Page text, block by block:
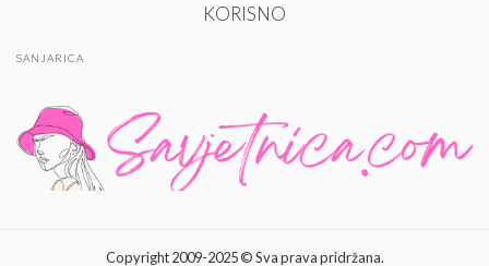
KORISNO
SANJARICA
Copyright 2009-2025 © Sva prava pridržana.